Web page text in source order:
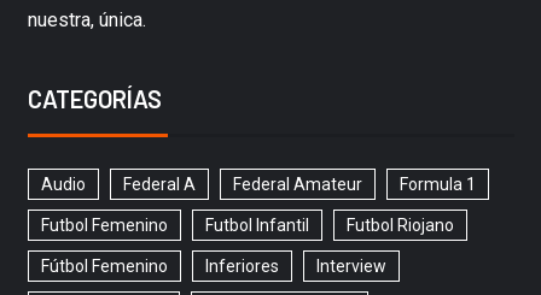
nuestra, única.
CATEGORÍAS
Audio Federal A Federal Amateur Formula 1
Futbol Femenino Futbol Infantil Futbol Riojano
Fútbol Femenino Inferiores Interview